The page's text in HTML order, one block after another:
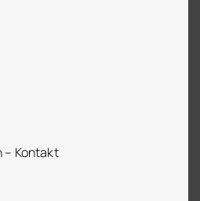
– Kontakt